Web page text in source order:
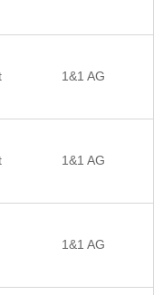
1&1 AG
1&1 AG
1&1 AG